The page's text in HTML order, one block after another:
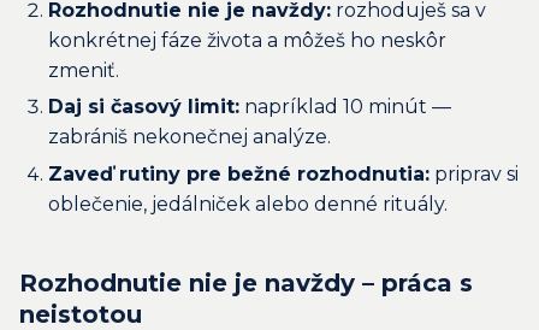
Rozhodnutie nie je navždy: rozhoduješ sa v
konkrétnej fáze života a môžeš ho neskôr
zmeniť.
Daj si časový limit: napríklad 10 minút —
zabrániš nekonečnej analýze.
Zaveď rutiny pre bežné rozhodnutia: priprav si
oblečenie, jedálniček alebo denné rituály.
Rozhodnutie nie je navždy – práca s
neistotou